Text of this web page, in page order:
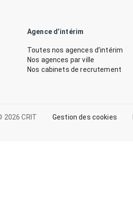
Agence d’intérim
Toutes nos agences d’intérim
Nos agences par ville
Nos cabinets de recrutement
2026 CRIT Gestion des cookies